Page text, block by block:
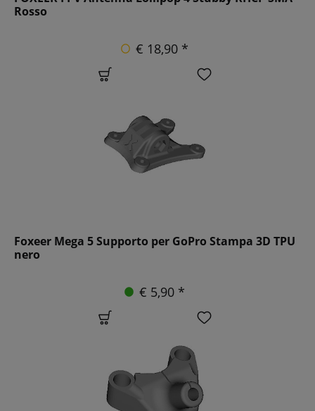
Rosso
€ 18,90 *
Foxeer Mega 5 Supporto per GoPro Stampa 3D TPU
nero
€ 5,90 *